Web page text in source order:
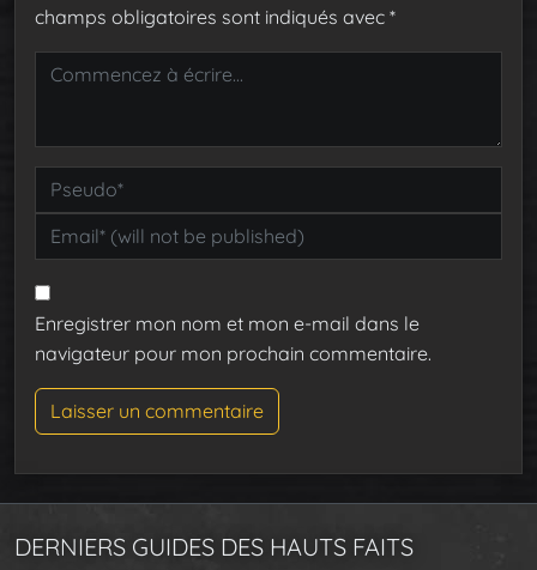
champs obligatoires sont indiqués avec *
Enregistrer mon nom et mon e-mail dans le
navigateur pour mon prochain commentaire.
DERNIERS GUIDES DES HAUTS FAITS